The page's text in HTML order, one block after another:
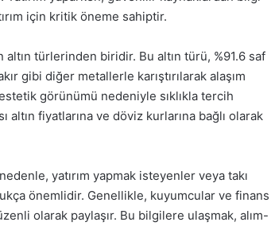
için kritik öneme sahiptir.
türlerinden biridir. Bu altın türü, %91.6 saf
gibi diğer metallerle karıştırılarak alaşım
görünümü nedeniyle sıklıkla tercih
altın fiyatlarına ve döviz kurlarına bağlı olarak
yatırım yapmak isteyenler veya takı
önemlidir. Genellikle, kuyumcular ve finans
olarak paylaşır. Bu bilgilere ulaşmak, alım-